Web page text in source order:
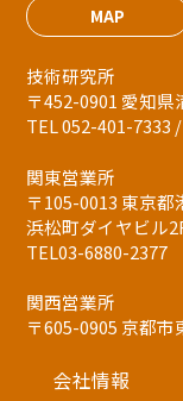
MAP
技術研究所
〒452-0901 愛知
TEL 052-401-7333
関東営業所
〒105-0013 東京
浜松町ダイヤビル
TEL03-6880-2377
関西営業所
〒605-0905 京都
会社情報